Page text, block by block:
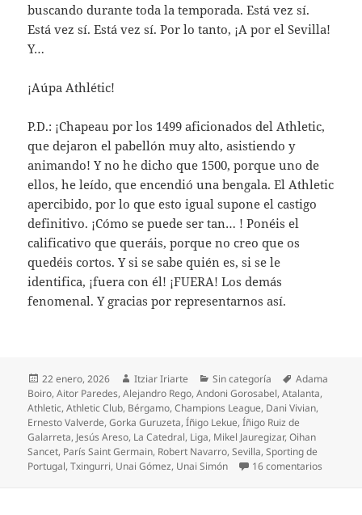
buscando durante toda la temporada. Está vez sí.
Está vez sí. Está vez sí. Por lo tanto, ¡A por el Sevilla!
Y…
¡Aúpa Athlétic!
P.D.: ¡Chapeau por los 1499 aficionados del Athletic,
que dejaron el pabellón muy alto, asistiendo y
animando! Y no he dicho que 1500, porque uno de
ellos, he leído, que encendió una bengala. El Athletic
apercibido, por lo que esto igual supone el castigo
definitivo. ¡Cómo se puede ser tan… ! Ponéis el
calificativo que queráis, porque no creo que os
quedéis cortos. Y si se sabe quién es, si se le
identifica, ¡fuera con él! ¡FUERA! Los demás
fenomenal. Y gracias por representarnos así.
Publicado
el
22 enero, 2026 Autor
Itziar Iriarte Categorías
Sin categoría Etiquetas
Adama
Boiro,Aitor Paredes,Alejandro Rego,Andoni Gorosabel,Atalanta,
Athletic,Athletic Club, Bérgamo,Champions League, Dani Vivian,
Ernesto Valverde,Gorka Guruzeta,Íñigo Lekue,Íñigo Ruiz de
Galarreta, Jesús Areso, La Catedral, Liga, Mikel Jauregizar,Oihan
Sancet, París Saint Germain, Robert Navarro,Sevilla,Sporting de
Portugal,Txingurri, Unai Gómez, Unai Simón 16 comentarios